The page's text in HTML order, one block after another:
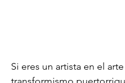
Si eres un artista en el arte